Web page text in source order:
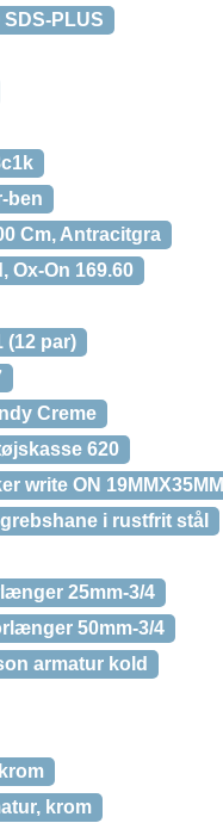
SDS-PLUS
ben
Cm, Antracitgra
Ox-On 169.60
(12 par)
Creme
620
write ON 19MMX35MM
i rustfrit stål
25mm-3/4
50mm-3/4
armatur kold
krom